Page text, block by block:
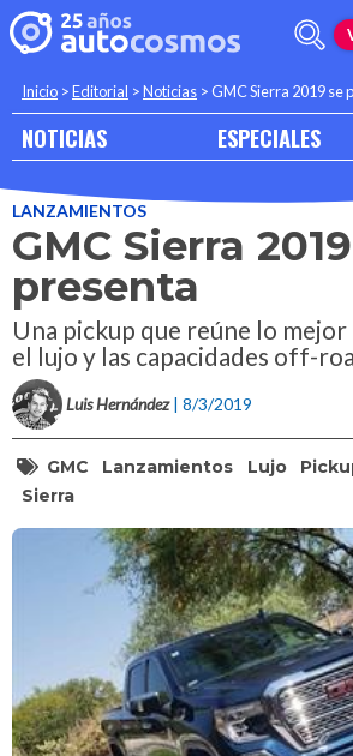
Inicio >Editorial >Noticias >GMC Sierra 2019 se
NOTICIAS ESPECIALES
LANZAMIENTOS
GMC Sierra
presenta
Una pickup que reúne lo mejor
el lujo y las capacidades off-
Luis Hernández | 8/3/2019
GMC Lanzamientos Lujo
Sierra